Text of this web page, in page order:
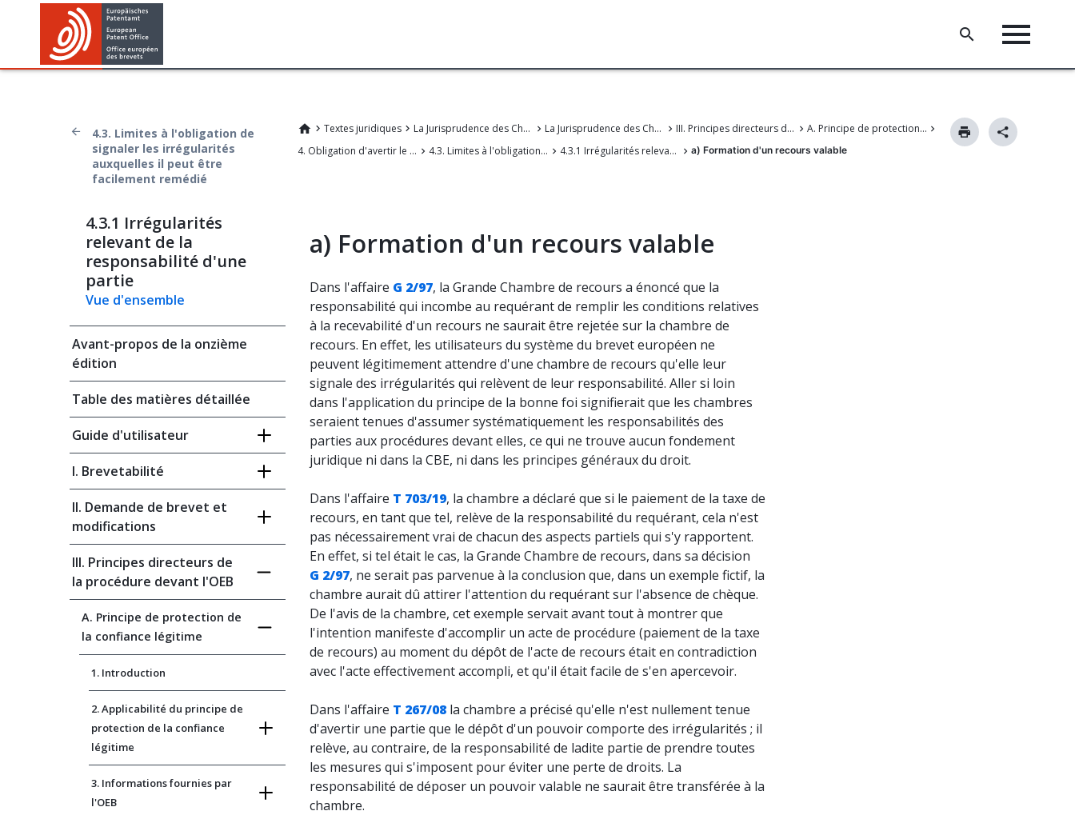
4.3. Limites à l'obligation de
signaler les irrégularités
auxquelles il peut être
facilement remédié
Textes juridiques La Jurisprudence des Chambers de recours de l'OEB La Jurisprudence des Chambres de recours de l'Office européen des brevets III. Principes directeurs de la procédure devant l'OEB
A. Principe de protection de la confiance légitime
4. Obligation d'avertir le demandeur d'irrégularités auxquelles il peut être facilement remédié
4.3. Limites à l'obligation de signaler les irrégularités auxquelles il peut être facilement remédié 4.3.1 Irrégularités relevant de la responsabilité d'une partie a) Formation d'un recours valable
4.3.1 Irrégularités
relevant de la
responsabilité d'une
partie
Vue d'ensemble
Avant-propos de la onzième
édition
Table des matières détaillée
Guide d'utilisateur
I. Brevetabilité
II. Demande de brevet et
modifications
III. Principes directeurs de
la procédure devant l'OEB
A. Principe de protection de
la confiance légitime
1. Introduction
2. Applicabilité du principe de
protection de la confiance
légitime
3. Informations fournies par
l'OEB
a) Formation d'un recours valable
Dans l'affaire G 2/97, la Grande Chambre de recours a énoncé que la
responsabilité qui incombe au requérant de remplir les conditions relatives
à la recevabilité d'un recours ne saurait être rejetée sur la chambre de
recours. En effet, les utilisateurs du système du brevet européen ne
peuvent légitimement attendre d'une chambre de recours qu'elle leur
signale des irrégularités qui relèvent de leur responsabilité. Aller si loin
dans l'application du principe de la bonne foi signifierait que les chambres
seraient tenues d'assumer systématiquement les responsabilités des
parties aux procédures devant elles, ce qui ne trouve aucun fondement
juridique ni dans la CBE, ni dans les principes généraux du droit.
Dans l'affaire T 703/19, la chambre a déclaré que si le paiement de la taxe de
recours, en tant que tel, relève de la responsabilité du requérant, cela n'est
pas nécessairement vrai de chacun des aspects partiels qui s'y rapportent.
En effet, si tel était le cas, la Grande Chambre de recours, dans sa décision
G 2/97, ne serait pas parvenue à la conclusion que, dans un exemple fictif, la
chambre aurait dû attirer l'attention du requérant sur l'absence de chèque.
De l'avis de la chambre, cet exemple servait avant tout à montrer que
l'intention manifeste d'accomplir un acte de procédure (paiement de la taxe
de recours) au moment du dépôt de l'acte de recours était en contradiction
avec l'acte effectivement accompli, et qu'il était facile de s'en apercevoir.
Dans l'affaire T 267/08 la chambre a précisé qu'elle n'est nullement tenue
d'avertir une partie que le dépôt d'un pouvoir comporte des irrégularités ; il
relève, au contraire, de la responsabilité de ladite partie de prendre toutes
les mesures qui s'imposent pour éviter une perte de droits. La
responsabilité de déposer un pouvoir valable ne saurait être transférée à la
chambre.